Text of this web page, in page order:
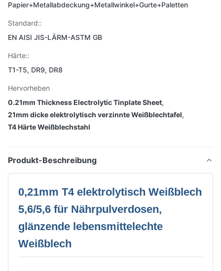
Papier+Metallabdeckung+Metallwinkel+Gurte+Paletten
Standard::
EN AISI JIS-LÄRM-ASTM GB
Härte::
T1-T5, DR9, DR8
Hervorheben
0.21mm Thickness Electrolytic Tinplate Sheet,
21mm dicke elektrolytisch verzinnte Weißblechtafel,
T4 Härte Weißblechstahl
Produkt-Beschreibung
0,21mm T4 elektrolytisch Weißblech
5,6/5,6 für Nährpulverdosen,
glänzende lebensmittelechte
Weißblech